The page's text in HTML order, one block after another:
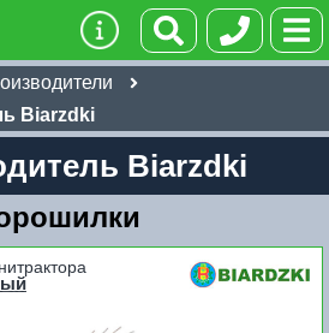
Biarzdki
Biarzdki